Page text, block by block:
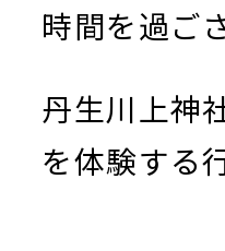
時間を過ご
丹生川上神
を体験する